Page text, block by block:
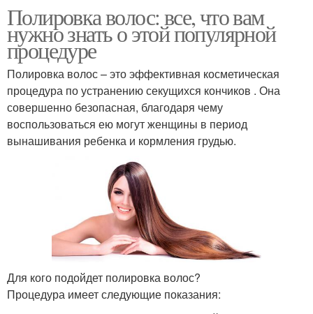
Полировка волос: все, что вам
нужно знать о этой популярной
процедуре
Полировка волос – это эффективная косметическая
процедура по устранению секущихся кончиков . Она
совершенно безопасная, благодаря чему
воспользоваться ею могут женщины в период
вынашивания ребенка и кормления грудью.
Для кого подойдет полировка волос?
Процедура имеет следующие показания: